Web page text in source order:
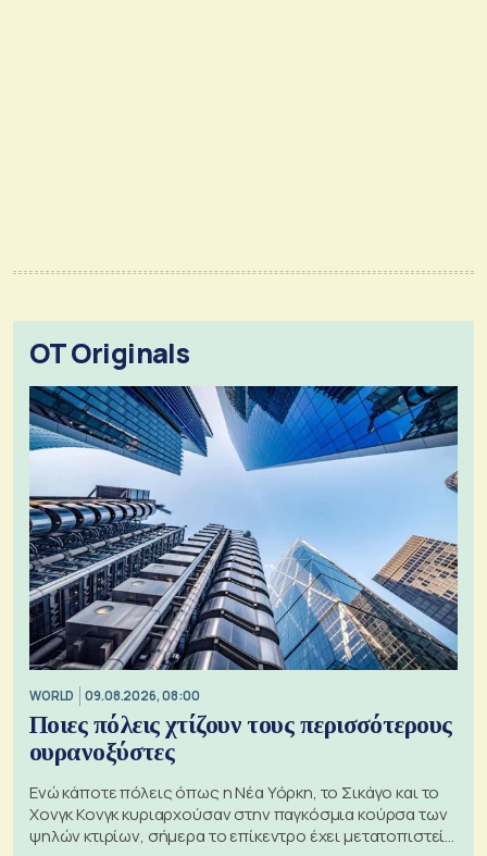
OT Originals
WORLD 09.08.2026, 08:00
Ποιες πόλεις χτίζουν τους περισσότερους
ουρανοξύστες
Ενώ κάποτε πόλεις όπως η Νέα Υόρκη, το Σικάγο και το
Χονγκ Κονγκ κυριαρχούσαν στην παγκόσμια κούρσα των
ψηλών κτιρίων, σήμερα το επίκεντρο έχει μετατοπιστεί